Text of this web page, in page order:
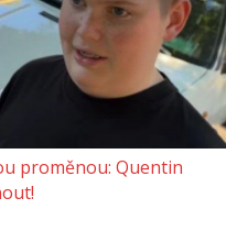
proměnou: Quentin